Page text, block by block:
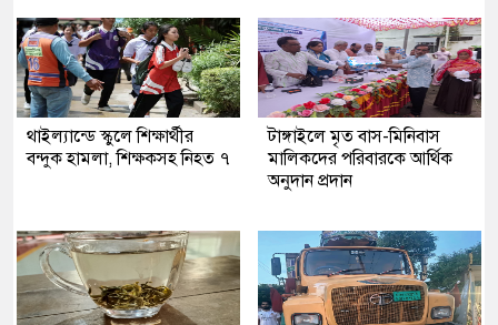
থাইল্যান্ডে স্কুলে শিক্ষার্থীর
বন্দুক হামলা, শিক্ষকসহ নিহত ৭
টাঙ্গাইলে মৃত বাস-মিনিবাস
মালিকদের পরিবারকে আর্থিক
অনুদান প্রদান